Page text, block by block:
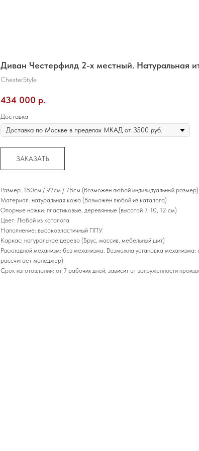
Диван Честерфилд 2-х местный. Натуральная
ChesterStyle
434 000 р.
Доставка
ЗАКАЗАТЬ
Размер: 180см / 92см / 78см (Возможен любой индивидуальный размер)
Материал: натуральная кожа (Возможен любой из каталога)
Опорные ножки: пластиковые, деревянные (высотой 7, 10, 12 см)
Цвет: Любой из каталога
Наполнение: высокоэластичный ППУ
Каркас: натуральное дерево (Брус, массив, мебельный щит)
Раскладной механизм: без механизма. Возможна установка механизма:
рассчитает менеджер)
Срок изготовления: от 7 рабочих дней, зависит от загруженности